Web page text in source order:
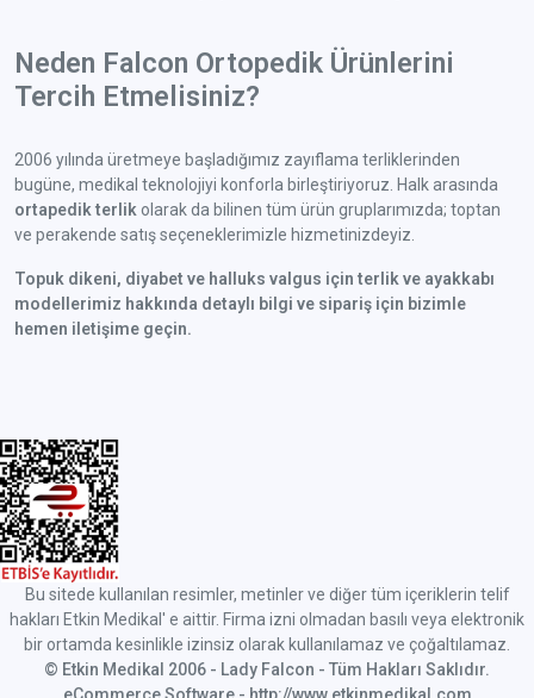
Neden Falcon Ortopedik Ürünlerini
Tercih Etmelisiniz?
2006 yılında üretmeye başladığımız zayıflama terliklerinden
bugüne, medikal teknolojiyi konforla birleştiriyoruz. Halk arasında
ortapedik terlik olarak da bilinen tüm ürün gruplarımızda; toptan
ve perakende satış seçeneklerimizle hizmetinizdeyiz.
Topuk dikeni, diyabet ve halluks valgus için terlik ve ayakkabı
modellerimiz hakkında detaylı bilgi ve sipariş için bizimle
hemen iletişime geçin.
Bu sitede kullanılan resimler, metinler ve diğer tüm içeriklerin telif
hakları Etkin Medikal' e aittir. Firma izni olmadan basılı veya elektronik
bir ortamda kesinlikle izinsiz olarak kullanılamaz ve çoğaltılamaz.
© Etkin Medikal 2006 - Lady Falcon - Tüm Hakları Saklıdır.
eCommerce Software - http://www.etkinmedikal.com